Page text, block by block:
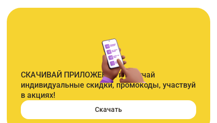
СКАЧИВАЙ ПРИЛОЖЕНИЕ и получай
индивидуальные скидки, промокоды, участвуй
в акциях!
Скачать